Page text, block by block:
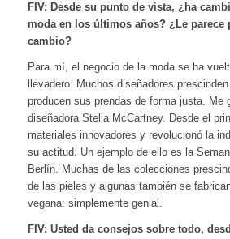
FIV: Desde su punto de vista, ¿ha
moda en los últimos años? ¿Le parece
cambio?
Para mí, el negocio de la moda se ha
llevadero. Muchos diseñadores
producen sus prendas de forma justa. Me
diseñadora Stella McCartney. Desde el
materiales innovadores y revolucionó la
su actitud. Un ejemplo de ello es la
Berlín. Muchas de las colecciones
de las pieles y algunas también se
vegana: simplemente genial.
FIV: Usted da consejos sobre todo,